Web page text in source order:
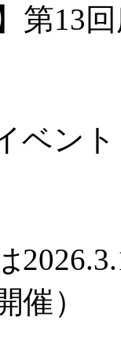
第13
ベン
催）